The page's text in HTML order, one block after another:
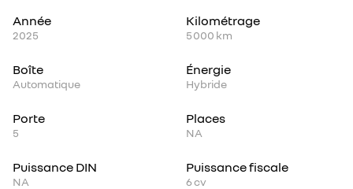
Année
2025
Kilométrage
5 000 km
Boîte
Automatique
Énergie
Hybride
Porte
5
Places
NA
Puissance DIN
NA
Puissance fiscale
6cv